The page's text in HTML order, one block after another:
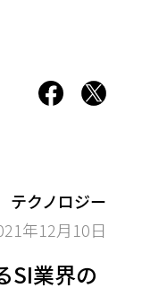
テクノロジー
年12月10日
SI業界の